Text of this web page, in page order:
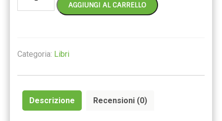
AGGIUNGI AL CARRELLO
Categoria: Libri
Descrizione Recensioni (0)